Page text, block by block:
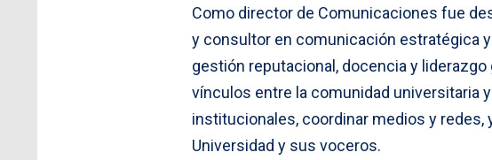
Como director de Comunicaciones fue
y consultor en comunicación estratégica
gestión reputacional, docencia y
vínculos entre la comunidad universitaria
institucionales, coordinar medios y redes,
Universidad y sus voceros.